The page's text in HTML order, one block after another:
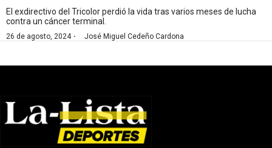
d
El exdirectivo del Tricolor perdió la vida tras varios meses de lucha
contra un cáncer terminal.
26 de agosto, 2024· José Miguel Cedeño Cardona